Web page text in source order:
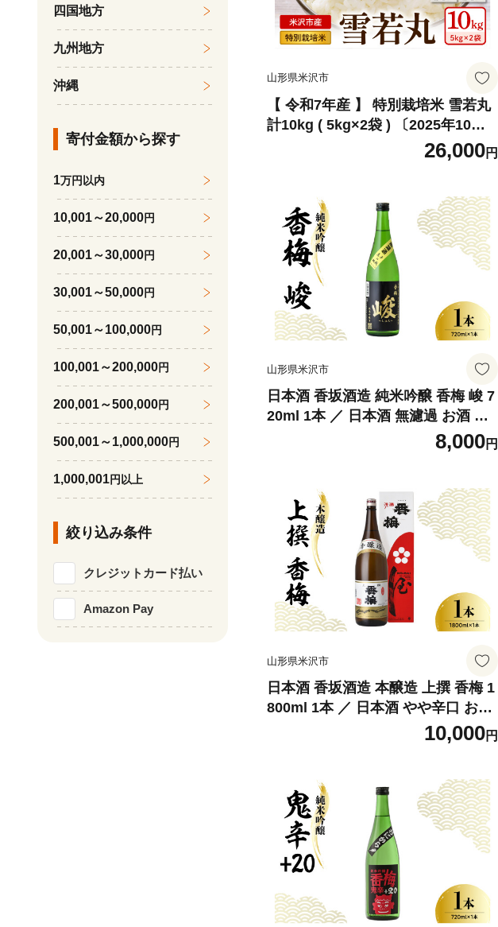
山形県米沢市
【 令和7年産 】 特別栽培米 雪若丸
計10kg ( 5kg×2袋 ) 〔2025年10月
中下旬頃～順次お届け〕2025年産
26,000円
山形県米沢市
日本酒 香坂酒造 純米吟醸 香梅 峻 7
20ml 1本 ／ 日本酒 無濾過 お酒 地
酒 アルコール 贈り物 ギフト 贈答
8,000円
山形県米沢市
日本酒 香坂酒造 本醸造 上撰 香梅 1
800ml 1本 ／ 日本酒 やや辛口 お酒
地酒 アルコール 贈り物 ギフト 送料
10,000円
四国地方
九州地方
沖縄
寄付金額から探す
1万円以内
10,001～20,000円
20,001～30,000円
30,001～50,000円
50,001～100,000円
100,001～200,000円
200,001～500,000円
500,001～1,000,000円
1,000,001円以上
絞り込み条件
クレジットカード払い
Amazon Pay